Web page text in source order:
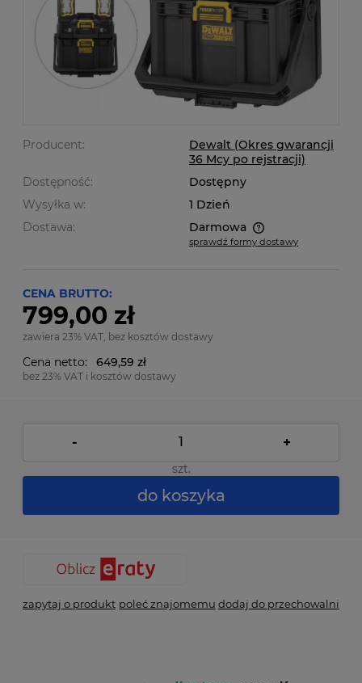
Producent:
Dewalt (Okres gwarancji
36 Mcy po rejstracji)
Dostępność:
Dostępny
Wysyłka w:
1 Dzień
Dostawa:
Darmowa
Cena nie zawiera ewentualnych kosztów płatności
sprawdź formy dostawy
CENA BRUTTO:
799,00 zł
zawiera 23% VAT, bez kosztów dostawy
Cena netto: 649,59 zł
bez 23% VAT i kosztów dostawy
- +
szt.
do koszyka
zapytaj o produkt poleć znajomemu dodaj do przechowalni